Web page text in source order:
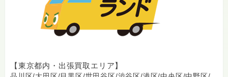
【東京都内・出張買取エリア】